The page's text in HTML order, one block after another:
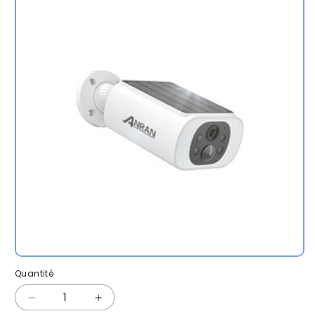
Paquet
Cam
Quantité
Quantité
Réduire
Augmenter